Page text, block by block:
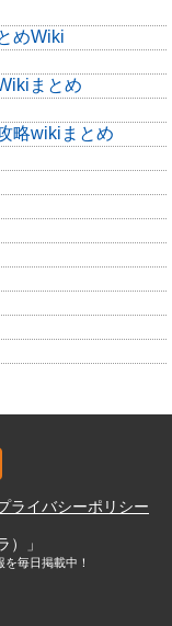
めWiki
まとめ
略wikiまとめ
ライバシーポリシー
）」
毎日掲載中！